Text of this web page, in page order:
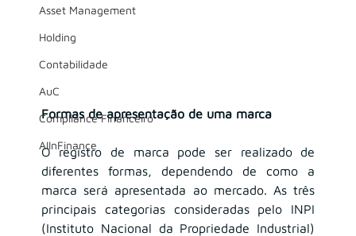
Asset Management
Holding
Contabilidade
AuC
Compliance Financeiro
AIInFinance
Formas de apresentação de uma marca
O registro de marca pode ser realizado de
diferentes formas, dependendo de como a
marca será apresentada ao mercado. As três
principais categorias consideradas pelo INPI
(Instituto Nacional da Propriedade Industrial)